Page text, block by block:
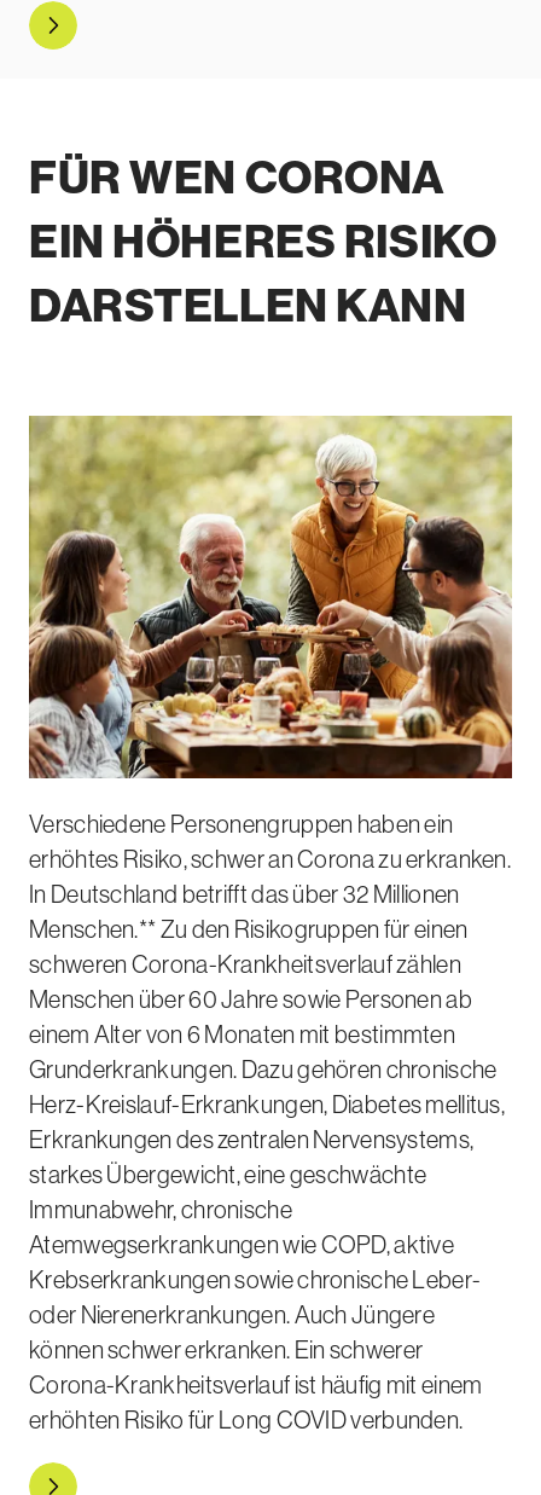
FÜR WEN CORONA
EIN HÖHERES RISIKO
DARSTELLEN KANN
Verschiedene Personengruppen haben ein
erhöhtes Risiko, schwer an Corona zu erkranken.
In Deutschland betrifft das über 32 Millionen
Menschen.** Zu den Risikogruppen für einen
schweren Corona-Krankheitsverlauf zählen
Menschen über 60 Jahre sowie Personen ab
einem Alter von 6 Monaten mit bestimmten
Grunderkrankungen. Dazu gehören chronische
Herz-Kreislauf-Erkrankungen, Diabetes mellitus,
Erkrankungen des zentralen Nervensystems,
starkes Übergewicht, eine geschwächte
Immunabwehr, chronische
Atemwegserkrankungen wie COPD, aktive
Krebserkrankungen sowie chronische Leber-
oder Nierenerkrankungen. Auch Jüngere
können schwer erkranken. Ein schwerer
Corona-Krankheitsverlauf ist häufig mit einem
erhöhten Risiko für Long COVID verbunden.